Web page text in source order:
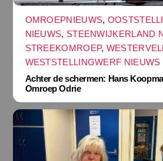
OMROEPNIEUWS,
NIEUWS, STEENWIJKERLAND
STREEKOMROEP,
WESTSTELLINGWERF NIEUWS
Achter de schermen: Hans
Omroep Odrie